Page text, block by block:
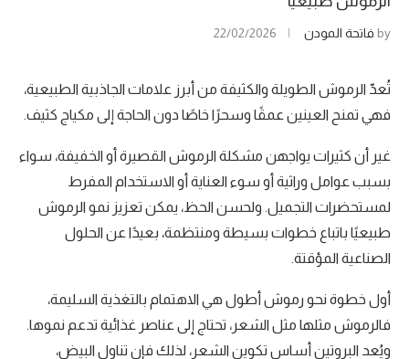
by فاتحة المودن 22/02/2026
تُعدّ الرموش الطويلة والكثيفة من أبرز علامات الجاذبية الطبيعية،
فهي تمنح العينين عمقًا وسحرًا خاصًا دون الحاجة إلى مكياج كثيف.
غير أن كثيرات يواجهن مشكلة الرموش القصيرة أو الخفيفة، سواء
بسبب عوامل وراثية أو سوء العناية أو الاستخدام المفرط
لمستحضرات التجميل. ولحسن الحظ، يمكن تعزيز نمو الرموش
طبيعيًا باتباع خطوات بسيطة ومنتظمة، بعيدًا عن الحلول
الصناعية المؤقتة.
أول خطوة نحو رموش أطول هي الاهتمام بالتغذية السليمة،
فالرموش مثلها مثل الشعر، تحتاج إلى عناصر غذائية تدعم نموها.
ويُعد البروتين أساس تكوين الشعر، لذلك فإن تناول البيض،